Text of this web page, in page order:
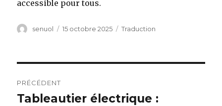
accessible pour tous.
Auteur
senuol
Publié
15 octobre 2025 Catégories
Traduction
de
PRÉCÉDENT
Article
Tableautier électrique :